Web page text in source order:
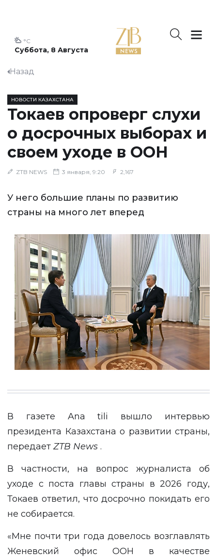
Суббота, 8 Августа
°C
Назад
НОВОСТИ КАЗАХСТАНА
Токаев опроверг слухи
о досрочных выборах и
своем уходе в ООН
ZTB NEWS 3 января, 9:20 2,167
У него большие планы по развитию
страны на много лет вперед
В газете Ana tili
вышло интервью
президента Казахстана о развитии страны,
передает ZTB News .
В частности, на вопрос журналиста об
уходе с поста главы страны в 2026 году,
Токаев ответил, что досрочно покидать его
не собирается.
«Мне почти три года довелось возглавлять
Женевский офис ООН в качестве